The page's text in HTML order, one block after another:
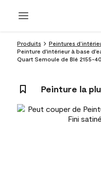
Produits
Peintures
Peinture d'intérieur à base
Quart Semoule de Blé 2155-40
Peinture la